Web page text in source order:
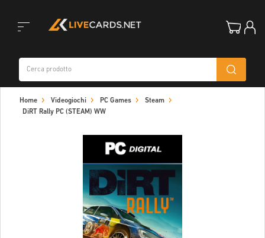
navigation
Home Videogiochi PC Games
Steam
DiRT Rally PC (STEAM) WW